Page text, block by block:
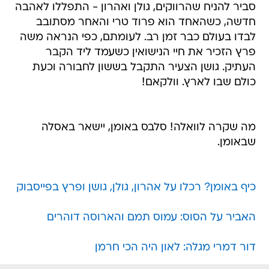
סביר להניח שהרווקים, גולן ואהרון - התפללו לאהבה
חדשה, כשהאחד הוא פרוד טרי והאחר מסתובב
לבדו בעולם כבר זמן רב. לעומתם, כפי הנראה משה
פרץ הזכיר את חיי הנישואין כשעמד ליד הקבר
העתיק. גושן הצעיר התקבל בששון לחבורה וכעת
כולם שבו לארץ. וולקאם!
מה שקרה לוואלה! סלבס באומן, יישאר באסלה
שבאומן.
כיף באומן? רכלו על אהרון, גולן, גושן ופרץ בפייסבוק
האביר על הסוס: עמוס תמם והארוסה דוהרים
דור דמרי מגלה: לאון היה הכי חרמן